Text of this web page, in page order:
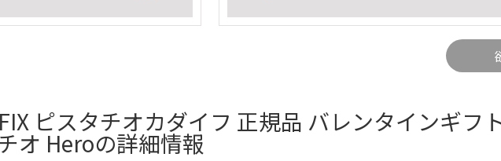
ピスタチオカダイフ 正規品 バレンタインギフ
オ Heroの詳細情報